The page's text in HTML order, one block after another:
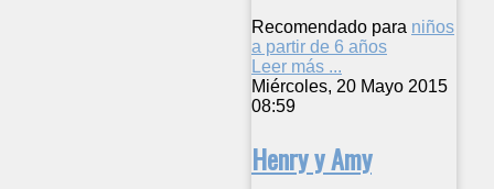
Recomendado para niños
a partir de 6 años
Leer más ...
Miércoles, 20 Mayo 2015
08:59
Henry y Amy